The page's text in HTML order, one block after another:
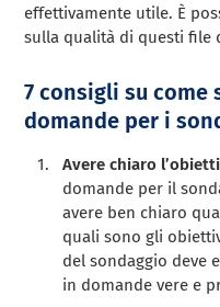
effettivamente utile. È
sulla qualità di questi file
7 consigli su
domande per i
Avere chiaro
domande per il
avere ben chiaro
quali sono gli
del sondaggio deve
in domande vere e